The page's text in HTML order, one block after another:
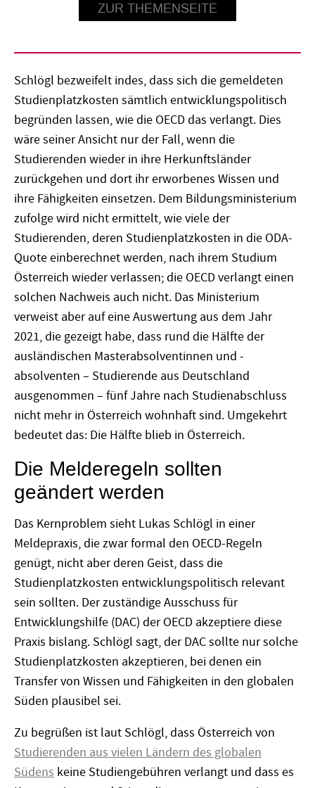
ZUR THEMENSEITE
Schlögl bezweifelt indes, dass sich die gemeldeten
Studienplatzkosten sämtlich entwicklungspolitisch
begründen lassen, wie die OECD das verlangt. Dies
wäre seiner Ansicht nur der Fall, wenn die
Studierenden wieder in ihre Herkunftsländer
zurückgehen und dort ihr erworbenes Wissen und
ihre Fähigkeiten einsetzen. Dem Bildungsministerium
zufolge wird nicht ermittelt, wie viele der
Studierenden, deren Studienplatzkosten in die ODA-
Quote einberechnet werden, nach ihrem Studium
Österreich wieder verlassen; die OECD verlangt einen
solchen Nachweis auch nicht. Das Ministerium
verweist aber auf eine Auswertung aus dem Jahr
2021, die gezeigt habe, dass rund die Hälfte der
ausländischen Masterabsolventinnen und -
absolventen – Studierende aus Deutschland
ausgenommen – fünf Jahre nach Studienabschluss
nicht mehr in Österreich wohnhaft sind. Umgekehrt
bedeutet das: Die Hälfte blieb in Österreich.
Die Melderegeln sollten
geändert werden
Das Kernproblem sieht Lukas Schlögl in einer
Meldepraxis, die zwar formal den OECD-Regeln
genügt, nicht aber deren Geist, dass die
Studienplatzkosten entwicklungspolitisch relevant
sein sollten. Der zuständige Ausschuss für
Entwicklungshilfe (DAC) der OECD akzeptiere diese
Praxis bislang. Schlögl sagt, der DAC sollte nur solche
Studienplatzkosten akzeptieren, bei denen ein
Transfer von Wissen und Fähigkeiten in den globalen
Süden plausibel sei.
Zu begrüßen ist laut Schlögl, dass Österreich von
Studierenden aus vielen Ländern des globalen
Südens keine Studiengebühren verlangt und dass es